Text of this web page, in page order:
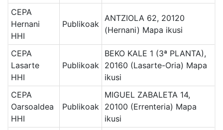
CEPA
Hernani
HHI
Publikoak
ANTZIOLA 62, 20120
(Hernani) Mapa ikusi
CEPA
Lasarte
HHI
Publikoak
BEKO KALE 1 (3ª PLANTA),
20160 (Lasarte-Oria) Mapa
ikusi
CEPA
Oarsoaldea
HHI
Publikoak
MIGUEL ZABALETA 14,
20100 (Errenteria) Mapa
ikusi